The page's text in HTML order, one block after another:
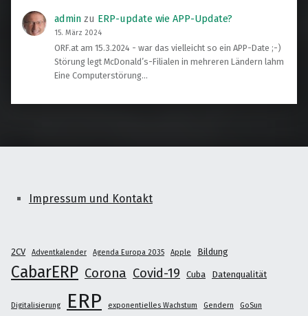
admin zu ERP-update wie APP-Update?
15. März 2024
ORF.at am 15.3.2024 - war das vielleicht so ein APP-Date ;-)
Störung legt McDonald’s-Filialen in mehreren Ländern lahm
Eine Computerstörung…
Impressum und Kontakt
2CV Adventkalender Agenda Europa 2035 Apple Bildung
CabarERP Corona Covid-19 Cuba Datenqualität
Digitalisierung ERP exponentielles Wachstum Gendern GoSun